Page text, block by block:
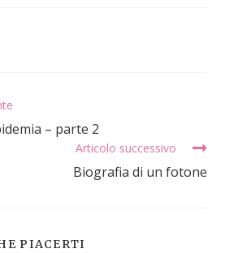
– parte 2
Articolo successivo
Biografia di un fotone
PIACERTI